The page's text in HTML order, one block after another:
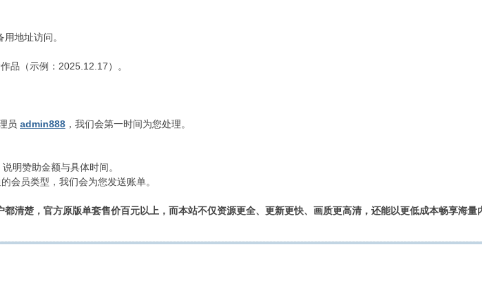
地址访问。
品（示例：2025.12.17）。
员 admin888 ，我们会第一时间为您处理。
明赞助金额与具体时间。
会员类型，我们会为您发送账单。
清楚，官方原版单套售价百元以上，而本站不仅资源更全、更新更快、画质更高清，还能以更低成本畅享海量